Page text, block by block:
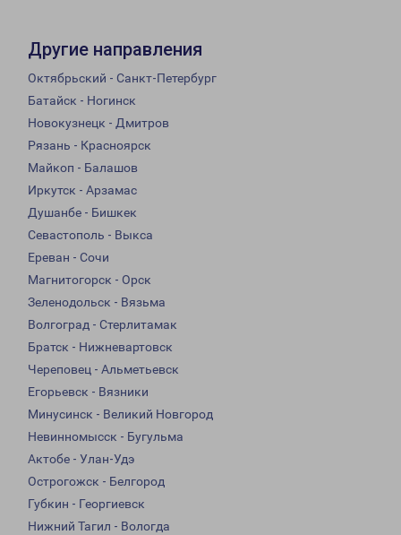
Другие направления
Октябрьский - Санкт-Петербург
Батайск - Ногинск
Новокузнецк - Дмитров
Рязань - Красноярск
Майкоп - Балашов
Иркутск - Арзамас
Душанбе - Бишкек
Севастополь - Выкса
Ереван - Сочи
Магнитогорск - Орск
Зеленодольск - Вязьма
Волгоград - Стерлитамак
Братск - Нижневартовск
Череповец - Альметьевск
Егорьевск - Вязники
Минусинск - Великий Новгород
Невинномысск - Бугульма
Актобе - Улан-Удэ
Острогожск - Белгород
Губкин - Георгиевск
Нижний Тагил - Вологда